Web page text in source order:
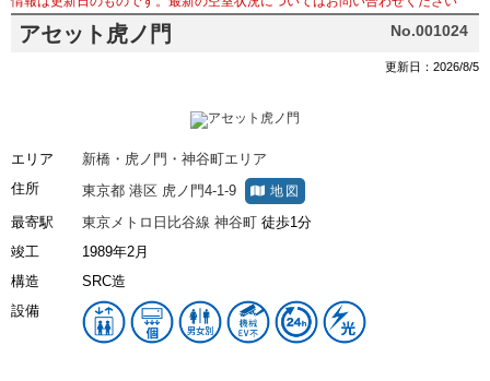
アセット虎ノ門 No.001024
更新日：2026/8/5
エリア
新橋・虎ノ門・神谷町エリア
住所
東京都 港区 虎ノ門4-1-9 地図
最寄駅 東京メトロ日比谷線 神谷町 徒歩1分
竣工
1989年2月
構造
SRC造
設備